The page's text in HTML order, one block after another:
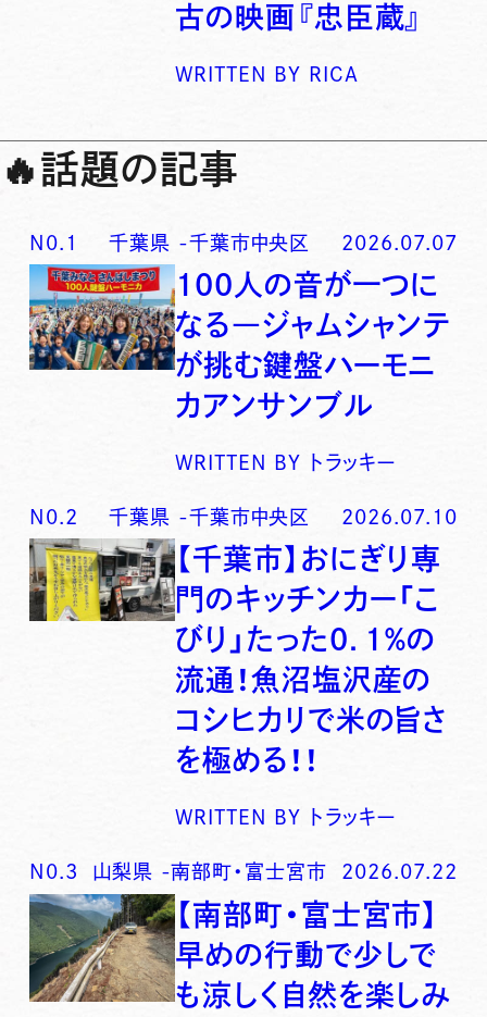
古の映画『忠臣蔵』
WRITTEN BY RICA
🔥話題の記事
N0. 1 千葉県 -千葉市中央区 2026.07.07
100人の音が一つに
なる―ジャムシャンテ
が挑む鍵盤ハーモニ
カアンサンブル
WRITTEN BY トラッキー
N0. 2 千葉県 -千葉市中央区 2026.07.10
【千葉市】おにぎり専
門のキッチンカー「こ
びり」たった0．1％の
流通！魚沼塩沢産の
コシヒカリで米の旨さ
を極める！！
WRITTEN BY トラッキー
N0. 3 山梨県 -南部町・富士宮市 2026.07.22
【南部町・富士宮市】
早めの行動で少しで
も涼しく自然を楽しみ